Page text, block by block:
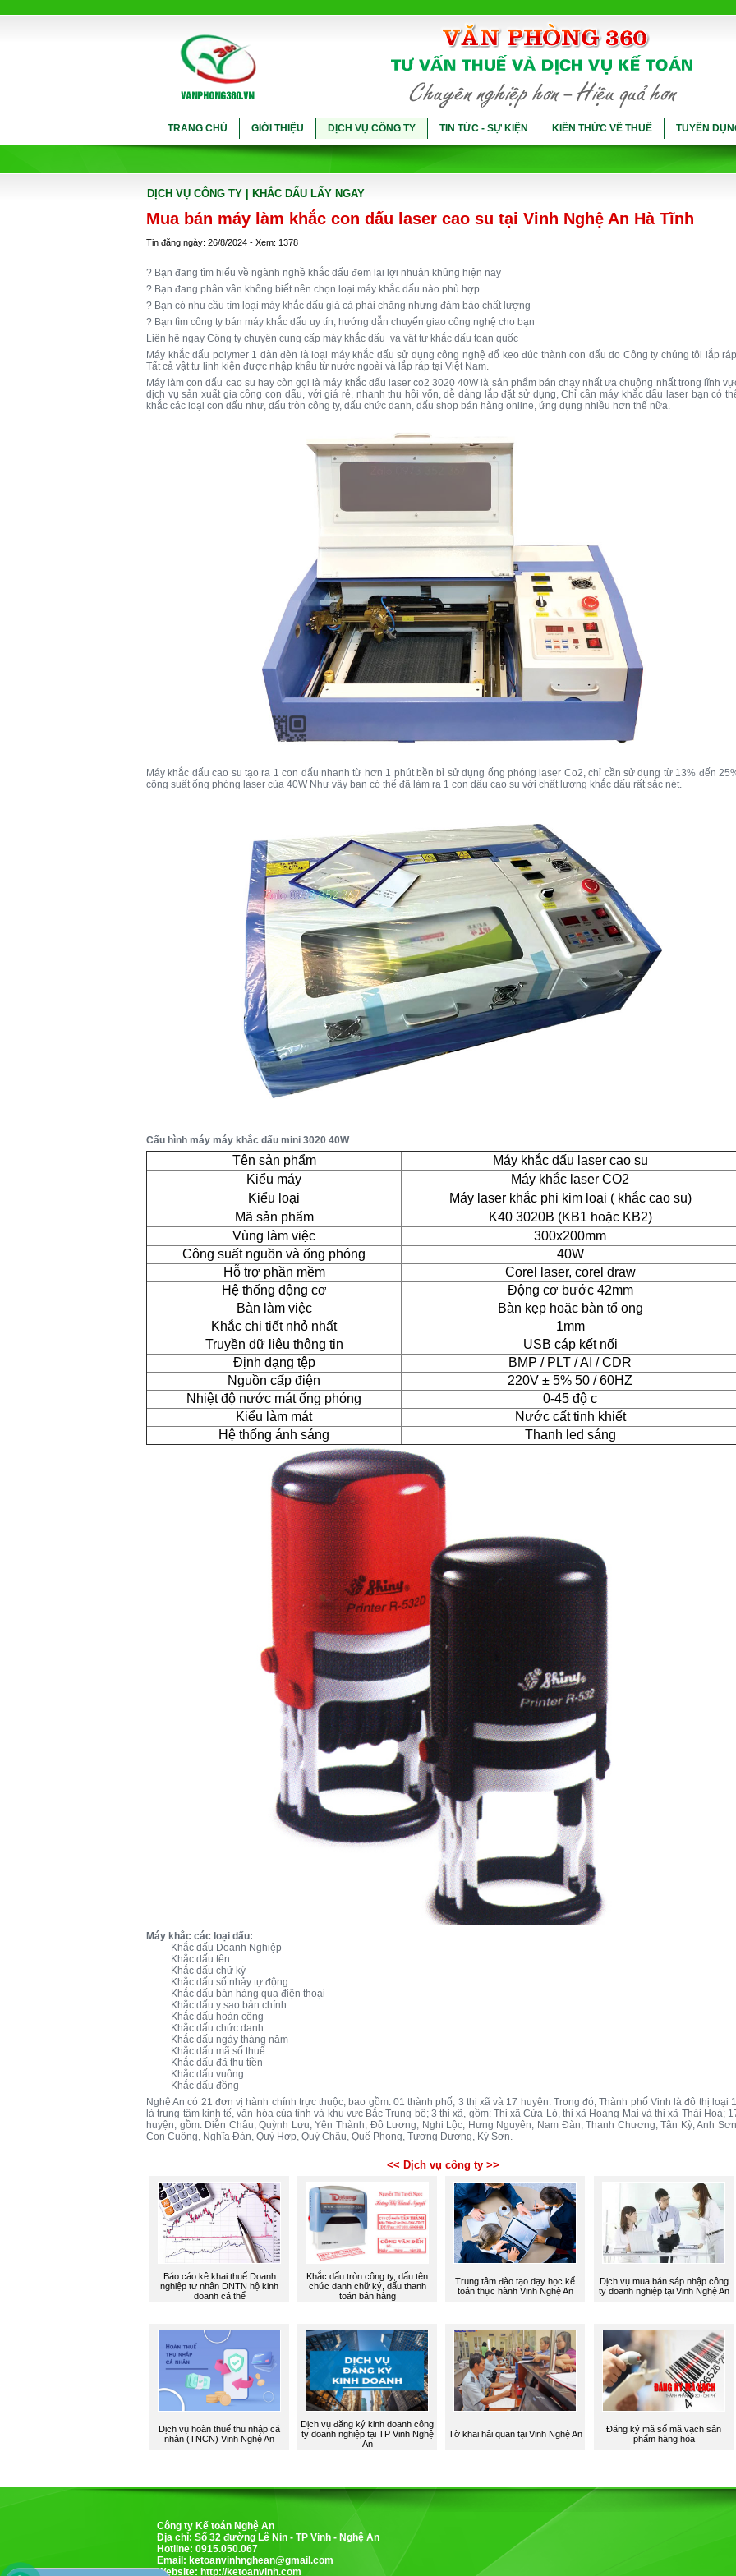
TRANG CHỦ GIỚI THIỆU DỊCH VỤ CÔNG TY TIN TỨC - SỰ KIỆN KIẾN THỨC VỀ THUẾ TUYỂN
DỊCH VỤ CÔNG TY | KHẮC DẤU LẤY NGAY
Mua bán máy làm khắc con dấu laser cao su tại Vinh Nghệ An Hà Tĩnh
Tin đăng ngày: 26/8/2024 - Xem: 1378
? Bạn đang tìm hiểu về ngành nghề khắc dấu đem lại lợi nhuận khủng hiện nay
? Bạn đang phân vân không biết nên chọn loại máy khắc dấu nào phù hợp
? Bạn có nhu cầu tìm loại máy khắc dấu giá cả phải chăng nhưng đảm bảo chất lượng
? Bạn tìm công ty bán máy khắc dấu uy tín, hướng dẫn chuyển giao công nghệ cho bạn
Liên hệ ngay Công ty chuyên cung cấp máy khắc dấu và vật tư khắc dấu toàn quốc
Máy khắc dấu polymer 1 dàn đèn là loại máy khắc dấu sử dụng công nghệ đổ keo đúc thành con dấu do Công ty chúng tôi lắp
Tất cả vật tư linh kiện được nhập khẩu từ nước ngoài và lắp ráp tại Việt Nam.
Máy làm con dấu cao su hay còn gọi là máy khắc dấu laser co2 3020 40W là sản phẩm bán chạy nhất ưa chuộng nhất trong lĩnh
dịch vụ sản xuất gia công con dấu, với giá rẻ, nhanh thu hồi vốn, dễ dàng lắp đặt sử dụng, Chỉ cần máy khắc dấu laser bạn có
khắc các loại con dấu như, dấu tròn công ty, dấu chức danh, dấu shop bán hàng online, ứng dụng nhiều hơn thế nữa.
Máy khắc dấu cao su tạo ra 1 con dấu nhanh từ hơn 1 phút bền bỉ sử dụng ống phóng laser Co2, chỉ cần sử dụng từ 13% đến
công suất ống phóng laser của 40W Như vậy bạn có thể đã làm ra 1 con dấu cao su với chất lượng khắc dấu rất sắc nét.
Cấu hình máy máy khắc dấu mini 3020 40W
Tên sản phẩm
Máy khắc dấu laser cao su
Kiểu máy
Máy khắc laser CO2
Kiểu loại
Máy laser khắc phi kim loại ( khắc cao su)
Mã sản phẩm
K40 3020B (KB1 hoặc KB2)
Vùng làm việc
300x200mm
Công suất nguồn và ống phóng
40W
Hỗ trợ phần mềm
Corel laser, corel draw
Hệ thống động cơ
Động cơ bước 42mm
Bàn làm việc
Bàn kẹp hoặc bàn tổ ong
Khắc chi tiết nhỏ nhất
1mm
Truyền dữ liệu thông tin
USB cáp kết nối
Định dạng tệp
BMP / PLT / AI / CDR
Nguồn cấp điện
220V ± 5% 50 / 60HZ
Nhiệt độ nước mát ống phóng
0-45 độ c
Kiểu làm mát
Nước cất tinh khiết
Hệ thống ánh sáng
Thanh led sáng
Máy khắc các loại dấu:
Khắc dấu Doanh Nghiệp
Khắc dấu tên
Khắc dấu chữ ký
Khắc dấu số nhảy tự động
Khắc dấu bán hàng qua điện thoại
Khắc dấu y sao bản chính
Khắc dấu hoàn công
Khắc dấu chức danh
Khắc dấu ngày tháng năm
Khắc dấu mã số thuế
Khắc dấu đã thu tiền
Khắc dấu vuông
Khắc dấu đồng
Nghệ An có 21 đơn vị hành chính trực thuộc, bao gồm: 01 thành phố, 3 thị xã và 17 huyện. Trong đó, Thành phố Vinh là đô thị loại
là trung tâm kinh tế, văn hóa của tỉnh và khu vực Bắc Trung bộ; 3 thị xã, gồm: Thị xã Cửa Lò, thị xã Hoàng Mai và thị xã Thái Hoà;
huyện, gồm: Diễn Châu, Quỳnh Lưu, Yên Thành, Đô Lương, Nghi Lộc, Hưng Nguyên, Nam Đàn, Thanh Chương, Tân Kỳ, Anh
Con Cuông, Nghĩa Đàn, Quỳ Hợp, Quỳ Châu, Quế Phong, Tương Dương, Kỳ Sơn.
<< Dịch vụ công ty >>
Báo cáo kê khai thuế Doanh
nghiệp tư nhân DNTN hộ kinh
doanh cá thể
Khắc dấu tròn công ty, dấu tên
chức danh chữ ký, dấu thanh
toán bán hàng
Trung tâm đào tạo dạy học kế
toán thực hành Vinh Nghệ An
Dịch vụ mua bán sáp nhập công
ty doanh nghiệp tại Vinh Nghệ An
Dịch vụ hoàn thuế thu nhập cá
nhân (TNCN) Vinh Nghệ An
Dịch vụ đăng ký kinh doanh công
ty doanh nghiệp tại TP Vinh Nghệ
An
Tờ khai hải quan tại Vinh Nghệ An
Đăng ký mã số mã vạch sản
phẩm hàng hóa
Công ty Kế toán Nghệ An
Địa chỉ: Số 32 đường Lê Nin - TP Vinh - Nghệ An
Hotline: 0915.050.067
Email: ketoanvinhnghean@gmail.com
Website: http://ketoanvinh.com